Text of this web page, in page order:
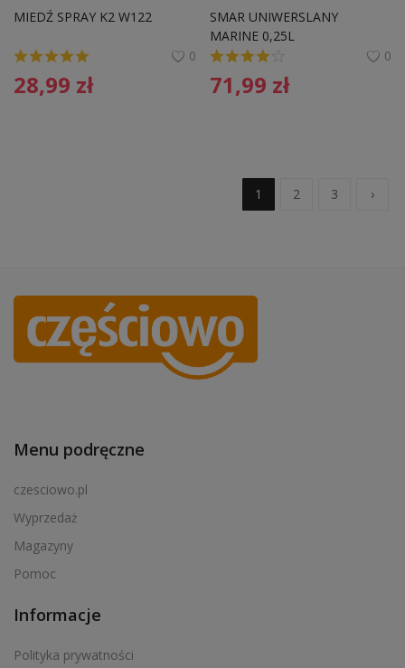
MIEDŹ SPRAY K2 W122
0
28,99 zł
SMAR UNIWERSLANY
MARINE 0,25L
0
71,99 zł
1 2 3 ›
Menu podręczne
czesciowo.pl
Wyprzedaż
Magazyny
Pomoc
Informacje
Polityka prywatności